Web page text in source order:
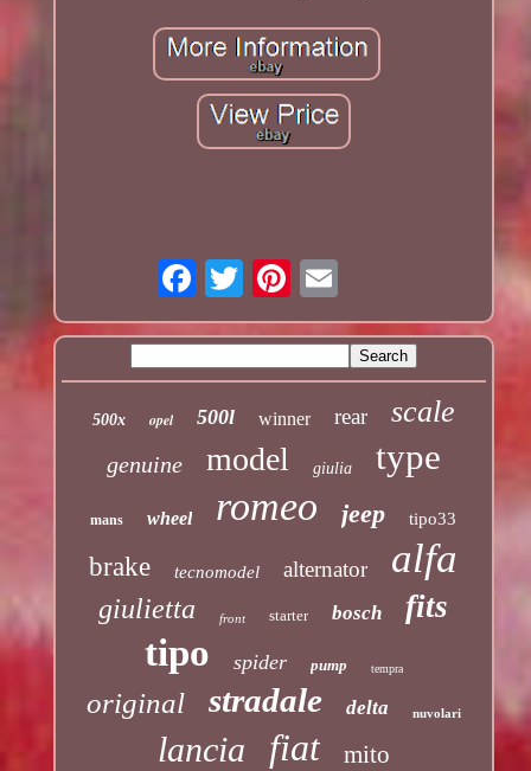
500x opel 500l winner rear scale
genuine model giulia type
mans wheel romeo jeep tipo33
brake tecnomodel alternator alfa
giulietta front starter bosch fits
tipo spider pump tempra
original stradale delta nuvolari
lancia fiat mito